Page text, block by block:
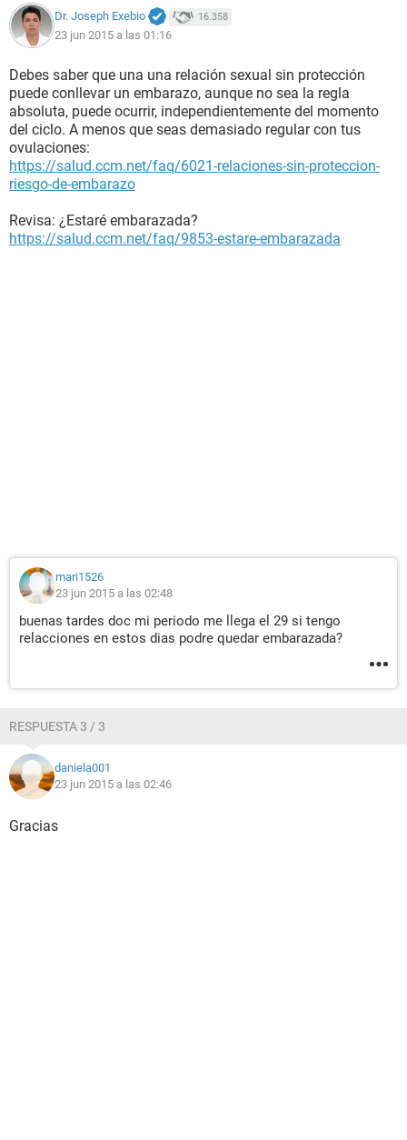
Dr. Joseph Exebio 16.358
23 jun 2015 a las 01:16
Debes saber que una una relación sexual sin protección
puede conllevar un embarazo, aunque no sea la regla
absoluta, puede ocurrir, independientemente del momento
del ciclo. A menos que seas demasiado regular con tus
ovulaciones:
https://salud.ccm.net/faq/6021-relaciones-sin-proteccion-
riesgo-de-embarazo
Revisa: ¿Estaré embarazada?
https://salud.ccm.net/faq/9853-estare-embarazada
mari1526
23 jun 2015 a las 02:48
buenas tardes doc mi periodo me llega el 29 si tengo
relacciones en estos dias podre quedar embarazada?
RESPUESTA 3 / 3
daniela001
23 jun 2015 a las 02:46
Gracias